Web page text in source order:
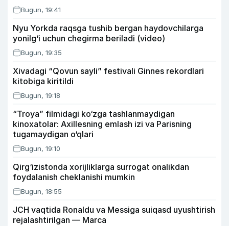
Bugun, 19:41
Nyu Yorkda raqsga tushib bergan haydovchilarga
yonilg‘i uchun chegirma beriladi (video)
Bugun, 19:35
Xivadagi “Qovun sayli” festivali Ginnes rekordlari
kitobiga kiritildi
Bugun, 19:18
“Troya” filmidagi ko‘zga tashlanmaydigan
kinoxatolar: Axillesning emlash izi va Parisning
tugamaydigan o‘qlari
Bugun, 19:10
Qirg‘izistonda xorijliklarga surrogat onalikdan
foydalanish cheklanishi mumkin
Bugun, 18:55
JCH vaqtida Ronaldu va Messiga suiqasd uyushtirish
rejalashtirilgan — Marca